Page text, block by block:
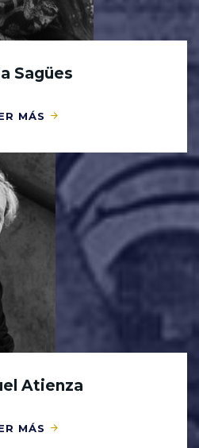
Sagües
MÁS
Atienza
MÁS